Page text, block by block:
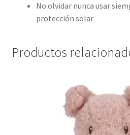
No olvidar nunca usar
protección solar
Productos